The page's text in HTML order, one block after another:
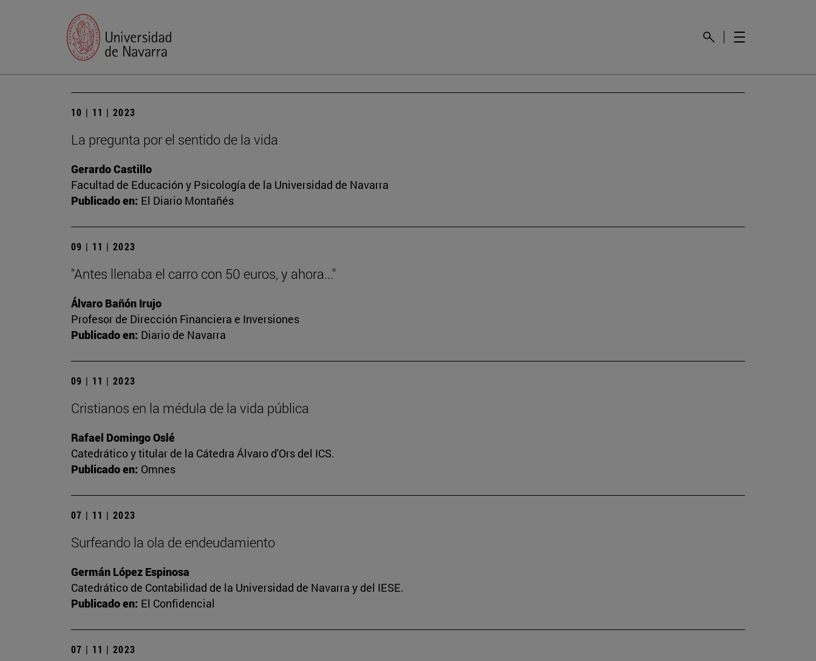
10 | 11 | 2023
La pregunta por el sentido de la vida
Gerardo Castillo
Facultad de Educación y Psicología de la Universidad de Navarra
Publicado en: El Diario Montañés
09 | 11 | 2023
"Antes llenaba el carro con 50 euros, y ahora..."
Álvaro Bañón Irujo
Profesor de Dirección Financiera e Inversiones
Publicado en: Diario de Navarra
09 | 11 | 2023
Cristianos en la médula de la vida pública
Rafael Domingo Oslé
Catedrático y titular de la Cátedra Álvaro d'Ors del ICS.
Publicado en: Omnes
07 | 11 | 2023
Surfeando la ola de endeudamiento
Germán López Espinosa
Catedrático de Contabilidad de la Universidad de Navarra y del IESE.
Publicado en: El Confidencial
07 | 11 | 2023